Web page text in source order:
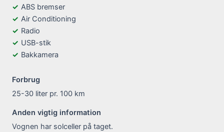
ABS bremser
Air Conditioning
Radio
USB-stik
Bakkamera
Forbrug
25-30 liter pr. 100 km
Anden vigtig information
Vognen har solceller på taget.